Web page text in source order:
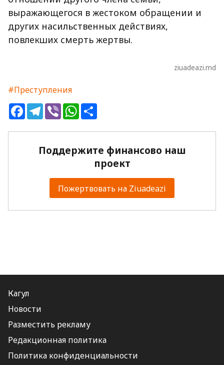
выражающегося в жестоком обращении и
других насильственных действиях,
повлекших смерть жертвы.
ziuadeazi.md
#Преступления
FacebookTelegram
ViberWhatsApp
Поддержите финансово наш
проект
Пожертвовать на Ziuadeazi
Кагул
Новости
Разместить рекламу
Редакционная политика
Политика конфиденциальности